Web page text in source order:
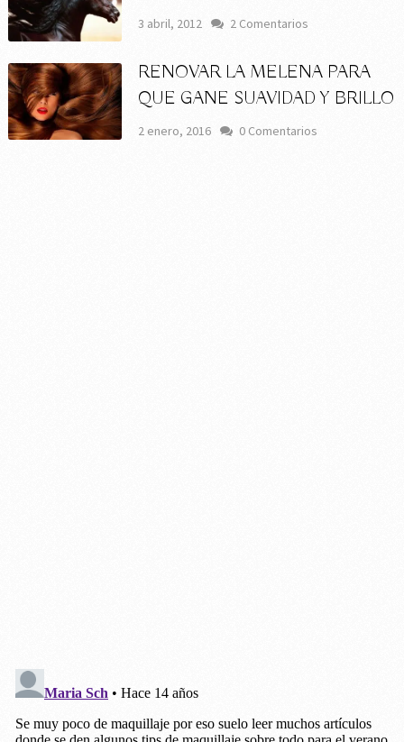
3 abril, 2012 2 Comentarios
RENOVAR LA MELENA PARA
QUE GANE SUAVIDAD Y BRILLO
2 enero, 2016 0 Comentarios